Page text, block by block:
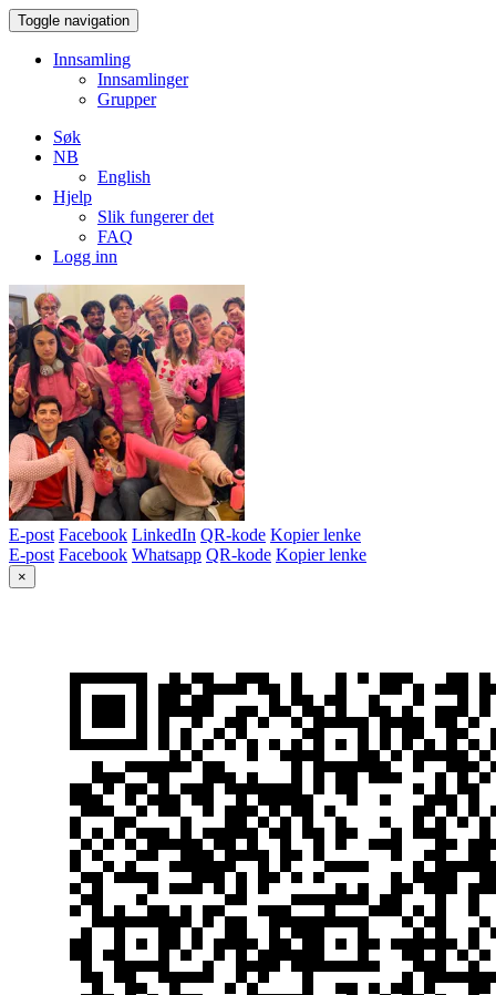
Toggle navigation
Innsamling
Innsamlinger
Grupper
Søk
NB
English
Hjelp
Slik fungerer det
FAQ
Logg inn
E-post Facebook LinkedIn QR-kode Kopier lenke
E-post Facebook Whatsapp QR-kode Kopier lenke
×